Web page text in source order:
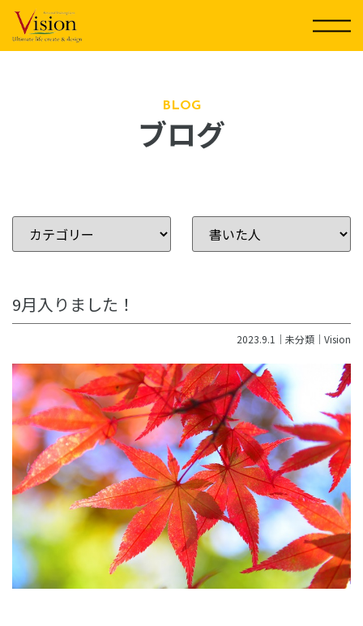
テ
BLOG
ブログ
9月入りました！
2023.9.1｜ 未分類 ｜ Vision